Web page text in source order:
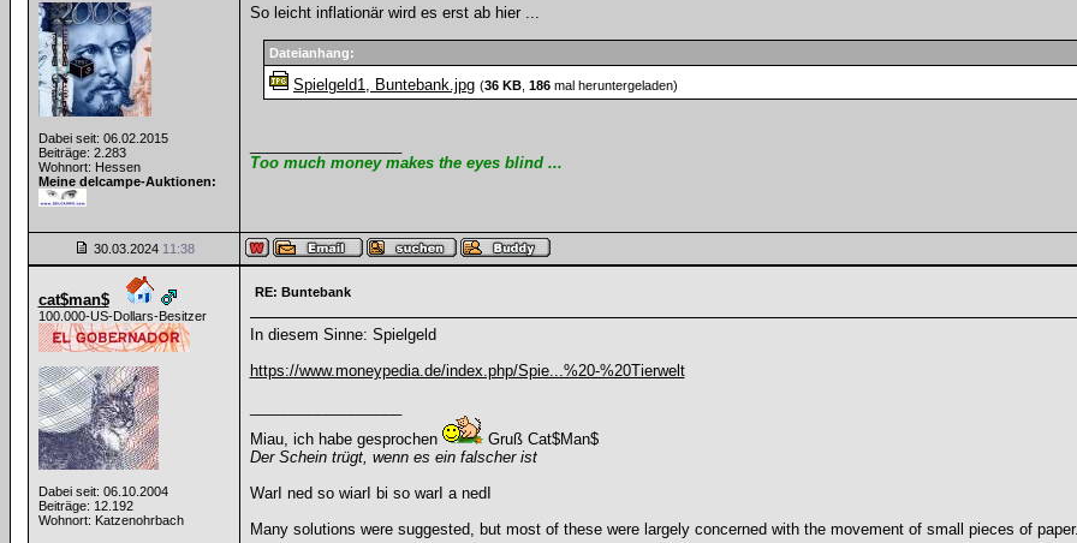
Dabei seit: 06.02.2015
Beiträge: 2.283
Wohnort: Hessen
Meine delcampe-Auktionen:
So leicht inflationär wird es erst ab hier ...
Dateianhang:
Spielgeld1, Buntebank.jpg (36 KB 186 mal heruntergeladen)
Too much money makes the eyes blind ...
30.03.2024 11:38
cat$man$
100.000-US-Dollars-Besitzer
Dabei seit: 06.10.2004
Beiträge: 12.192
Wohnort: Katzenohrbach
RE: Buntebank
In diesem Sinne: Spielgeld
https://www.moneypedia.de/index.php/Spie...%20-%20Tierwelt
Miau, ich habe gesprochen
Gruß Cat$Man$
Der Schein trügt, wenn es ein falscher ist
WarI ned so wiarI bi so warI a nedI
Many solutions were suggested, but most of these were largely concerned with the movement of small pieces of